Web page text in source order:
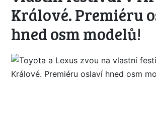
Králové. Premiéru
hned osm modelů!